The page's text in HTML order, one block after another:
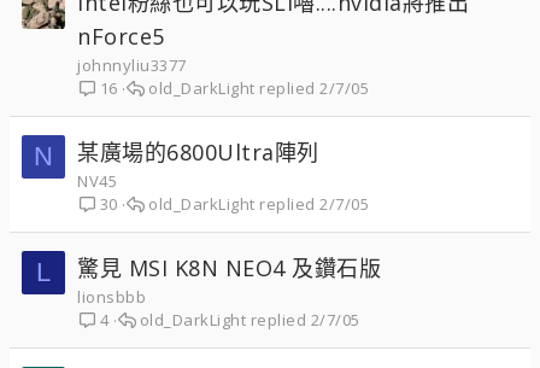
nForce5
johnnyliu3377
16
2/7/05
old_DarkLight
N 某廣場的6800Ultra陣列
NV45
30
2/7/05
old_DarkLight
L 驚見 MSI K8N NEO4 及鑽石版
lionsbbb
4
2/7/05
old_DarkLight